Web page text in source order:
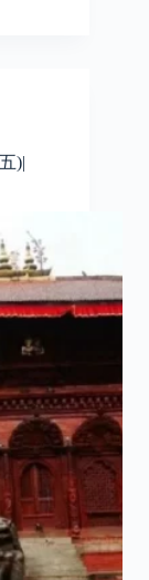
)|